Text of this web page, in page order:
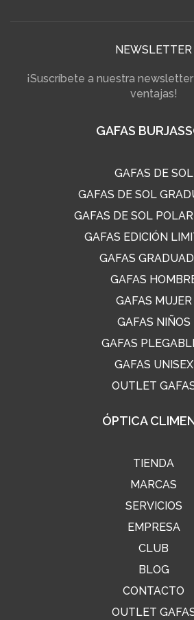
NEWSLETTER
¡Suscríbete a nuestra
ventajas!
GAFAS
GAFAS DE SOL
GAFAS DE SOL
GAFAS DE SOL
GAFAS EDICIÓN
GAFAS
GAFAS
GAFAS MUJER
GAFAS NIÑOS
GAFAS
GAFAS UNISEX
OUTLET
ÓPTICA
TIENDA
MARCAS
SERVICIOS
EMPRESA
CLUB
BLOG
CONTACTO
OUTLET